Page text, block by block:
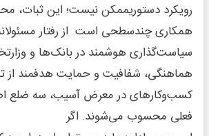
رویکرد دستوریممکن نیست؛ این ثبات،
همکاری چندسطحی است از رفتار
سیاست‌گذاری هوشمند در بانک‌ها و
هماهنگی، شفافیت و حمایت هدفمند از
کسب‌وکارهای در معرض آسیب، سه ضلع
فعلی محسوب می‌شوند. اگر